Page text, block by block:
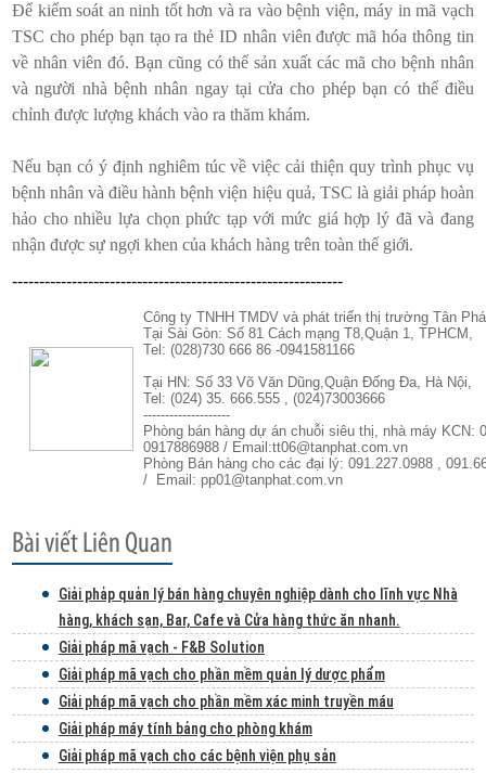
Để kiểm soát an ninh tốt hơn và ra vào bệnh viện, máy in mã vạch
TSC cho phép bạn tạo ra thẻ ID nhân viên được mã hóa thông tin
về nhân viên đó. Bạn cũng có thể sản xuất các mã cho bệnh nhân
và người nhà bệnh nhân ngay tại cửa cho phép bạn có thể điều
chỉnh được lượng khách vào ra thăm khám.
Nếu bạn có ý định nghiêm túc về việc cải thiện quy trình phục vụ
bệnh nhân và điều hành bệnh viện hiệu quả, TSC là giải pháp hoàn
hảo cho nhiều lựa chọn phức tạp với mức giá hợp lý đã và đang
nhận được sự ngợi khen của khách hàng trên toàn thế giới.
-------------------------------------------------------------
Công ty TNHH TMDV và phát triển thị trường Tân
Tại Sài Gòn: Số 81 Cách mạng T8,Quận 1, TPHCM,
Tel: (028)730 666 86 -0941581166
Tại HN: Số 33 Võ Văn Dũng,Quận Đống Đa, Hà Nội,
Tel: (024) 35. 666.555 , (024)73003666
--------------------
Phòng bán hàng dự án chuỗi siêu thị, nhà máy KCN:
0917886988 / Email:tt06@tanphat.com.vn
Phòng Bán hàng cho các đại lý: 091.227.0988 ,
/ Email: pp01@tanphat.com.vn
Giải phảp quản lý bán hàng chuyên nghiệp dành cho lĩnh vực Nhà
hàng, khách sạn, Bar, Cafe và Cửa hàng thức ăn nhanh.
Giải pháp mã vạch - F&B Solution
Giải pháp mã vạch cho phần mềm quản lý dược phẩm
Giải pháp mã vạch cho phần mềm xác minh truyền máu
Giải pháp máy tính bảng cho phòng khám
Giải pháp mã vạch cho các bệnh viện phụ sản